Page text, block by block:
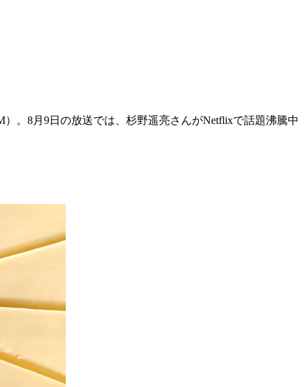
。8月9日の放送では、杉野遥亮さんがNetflixで話題沸騰中